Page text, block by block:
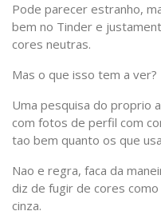
Pode parecer estranho,
bem no Tinder e
cores neutras.
Mas o que isso tem a ver?
Uma pesquisa do proprio
com fotos de perfil com
tao bem quanto os que
Nao e regra, faca da
diz de fugir de cores
cinza.